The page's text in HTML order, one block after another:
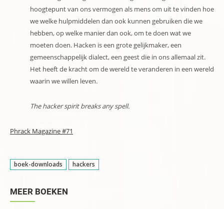
hoogtepunt van ons vermogen als mens om uit te vinden hoe
we welke hulpmiddelen dan ook kunnen gebruiken die we
hebben, op welke manier dan ook, om te doen wat we
moeten doen. Hacken is een grote gelijkmaker, een
gemeenschappelijk dialect, een geest die in ons allemaal zit.
Het heeft de kracht om de wereld te veranderen in een wereld
waarin we willen leven.
The hacker spirit breaks any spell.
Phrack Magazine #71
boek-downloads hackers
MEER BOEKEN